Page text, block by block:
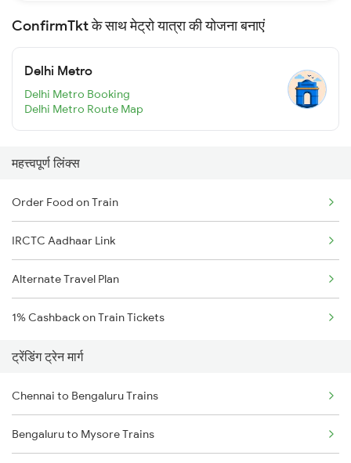
ConfirmTkt के साथ मेट्रो यात्रा की योजना बनाएं
Delhi Metro
Delhi Metro Booking
Delhi Metro Route Map
महत्त्वपूर्ण लिंक्स
Order Food on Train
IRCTC Aadhaar Link
Alternate Travel Plan
1% Cashback on Train Tickets
ट्रेंडिंग ट्रेन मार्ग
Chennai to Bengaluru Trains
Bengaluru to Mysore Trains